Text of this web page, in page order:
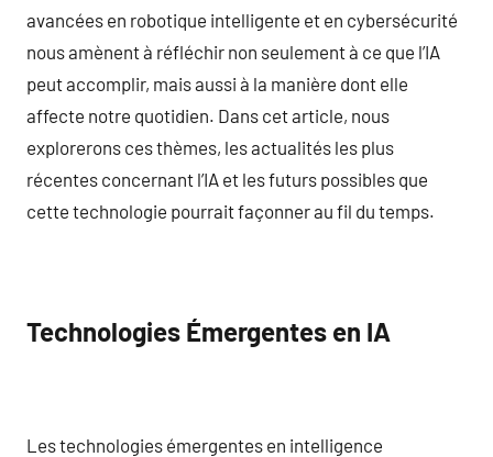
avancées en robotique intelligente et en cybersécurité
nous amènent à réfléchir non seulement à ce que l’IA
peut accomplir, mais aussi à la manière dont elle
affecte notre quotidien. Dans cet article, nous
explorerons ces thèmes, les actualités les plus
récentes concernant l’IA et les futurs possibles que
cette technologie pourrait façonner au fil du temps.
Technologies Émergentes en IA
Les technologies émergentes en intelligence